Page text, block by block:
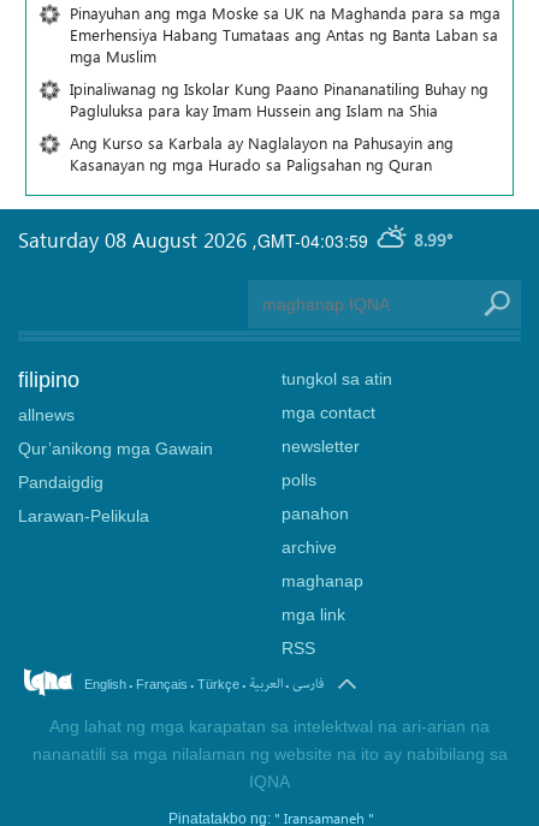
Pinayuhan ang mga Moske sa UK na Maghanda para sa mga
Emerhensiya Habang Tumataas ang Antas ng Banta Laban sa
mga Muslim
Ipinaliwanag ng Iskolar Kung Paano Pinananatiling Buhay ng
Pagluluksa para kay Imam Hussein ang Islam na Shia
Ang Kurso sa Karbala ay Naglalayon na Pahusayin ang
Kasanayan ng mga Hurado sa Paligsahan ng Quran
GMT-04:03:59 8.99°
Saturday 08 August 2026 ,
filipino
allnews
Qur’anikong mga Gawain
Pandaigdig
Larawan-Pelikula
tungkol sa atin
mga contact
newsletter
polls
panahon
archive
maghanap
mga link
RSS
English. Français . Türkçe. العربیة.فارسی
Ang lahat ng mga karapatan sa intelektwal na ari-arian na
nananatili sa mga nilalaman ng website na ito ay nabibilang sa
IQNA
Pinatatakbo ng: " Iransamaneh "